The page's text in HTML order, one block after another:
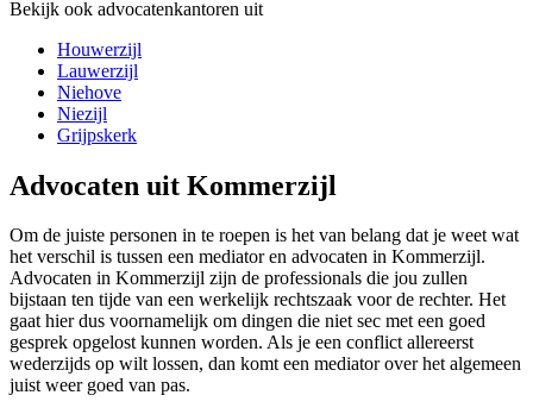
Bekijk ook advocatenkantoren uit
Houwerzijl
Lauwerzijl
Niehove
Niezijl
Grijpskerk
Advocaten uit Kommerzijl
Om de juiste personen in te roepen is het van belang dat je weet wat
het verschil is tussen een mediator en advocaten in Kommerzijl.
Advocaten in Kommerzijl zijn de professionals die jou zullen
bijstaan ten tijde van een werkelijk rechtszaak voor de rechter. Het
gaat hier dus voornamelijk om dingen die niet sec met een goed
gesprek opgelost kunnen worden. Als je een conflict allereerst
wederzijds op wilt lossen, dan komt een mediator over het algemeen
juist weer goed van pas.